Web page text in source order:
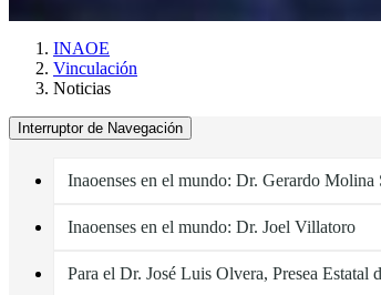
INAOE
Vinculación
Noticias
Interruptor de Navegación
Inaoenses en el mundo: Dr. Gerardo Molina
Inaoenses en el mundo: Dr. Joel Villatoro
Para el Dr. José Luis Olvera, Presea Estatal